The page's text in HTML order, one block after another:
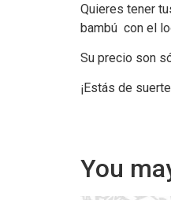
Quieres tener
bambú con el
Su precio son
¡Estás de
You